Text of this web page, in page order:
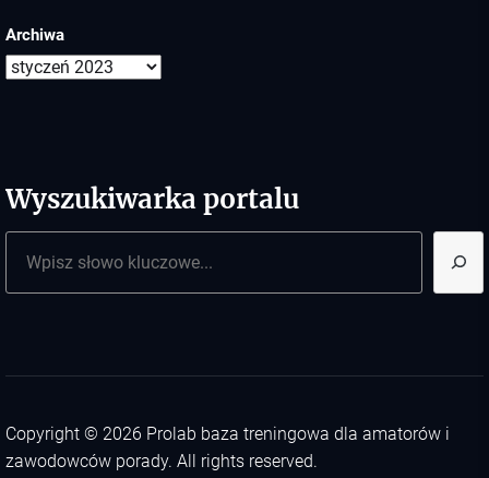
Archiwa
Wyszukiwarka portalu
Copyright © 2026 Prolab baza treningowa dla amatorów i
zawodowców porady. All rights reserved.